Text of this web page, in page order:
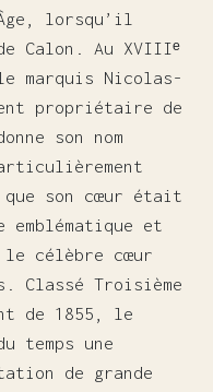
lorsqu’il
Calon. Au XVIIIᵉ
Nicolas-
propriétaire de
son nom
son cœur était
emblématique et
le célèbre cœur
Troisième
de 1855, le
temps une
de grande